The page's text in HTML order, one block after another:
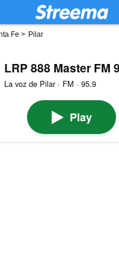
Fe > Pilar
LRP 888 Master FM
La voz de Pilar · FM · 95.9
Play